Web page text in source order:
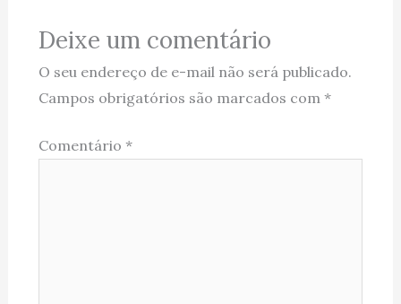
Deixe um comentário
O seu endereço de e-mail não será publicado.
Campos obrigatórios são marcados com *
Comentário *